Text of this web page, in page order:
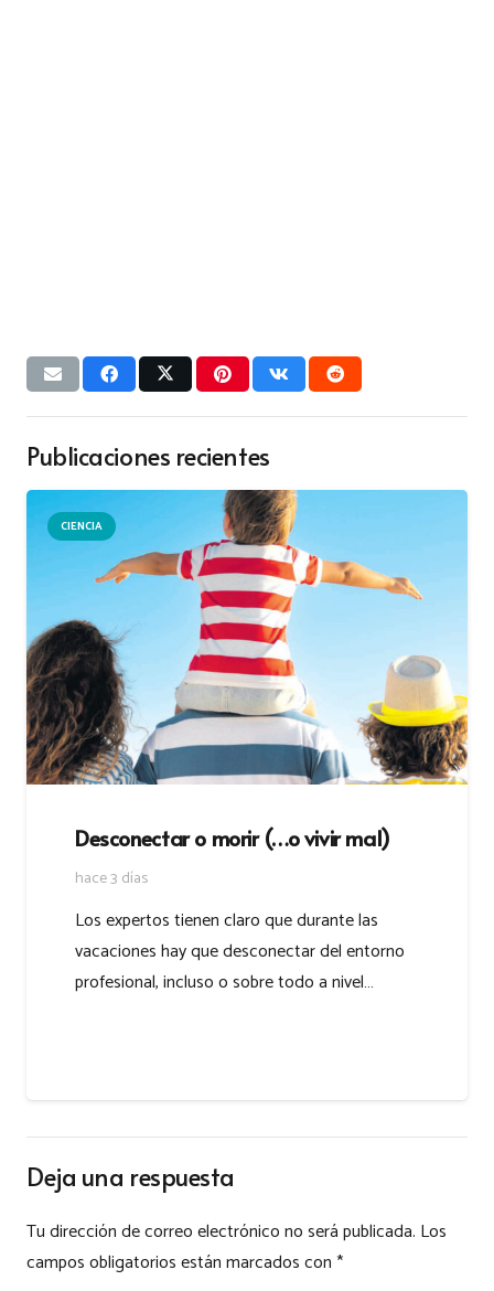
Publicaciones recientes
CIENCIA
Desconectar o morir (…o vivir mal)
hace 3 días
Los expertos tienen claro que durante las
vacaciones hay que desconectar del entorno
profesional, incluso o sobre todo a nivel…
Deja una respuesta
Tu dirección de correo electrónico no será publicada. Los
campos obligatorios están marcados con*